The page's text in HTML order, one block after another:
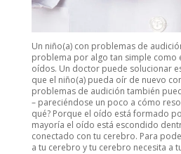
Un niño(a) con problemas de
problema por algo tan simple como
oídos. Un doctor puede solucionar
que el niño(a) pueda oír de nuevo
problemas de audición también
– pareciéndose un poco a cómo
qué? Porque el oído está formado
mayoría el oído está escondido
conectado con tu cerebro. Para
a tu cerebro y tu cerebro necesita a